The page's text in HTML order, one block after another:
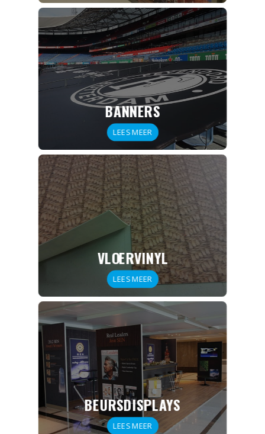
BANNERS
LEES MEER
VLOERVINYL
LEES MEER
BEURSDISPLAYS
LEES MEER